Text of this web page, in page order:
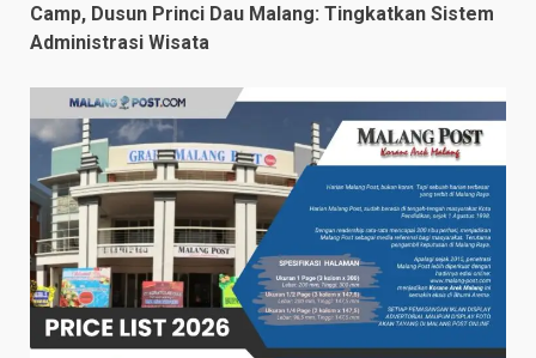
Camp, Dusun Princi Dau Malang: Tingkatkan Sistem
Administrasi Wisata